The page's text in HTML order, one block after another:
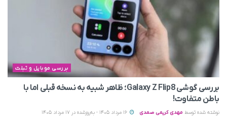
بررسی موبایل و تبلت
بررسی گوشی Galaxy Z Flip8؛ ظاهر شبیه به نسخه قبلی اما با
باطن متفاوت!
نوشته شده توسط مهدی کریمی صمدی